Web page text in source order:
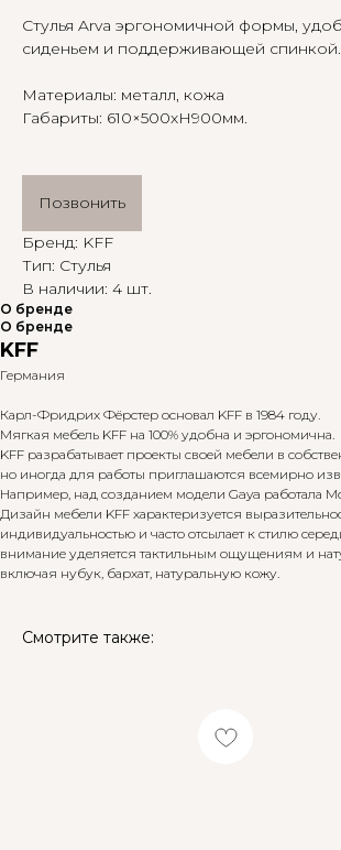
Стулья Arva эргономичной формы,
сиденьем и поддерживающей спинкой.
Материалы: металл, кожа
Габариты: 610×500хН900мм.
Позвонить
Бренд: KFF
Тип: Стулья
В наличии: 4 шт.
О бренде
О бренде
KFF
Германия
Карл-Фридрих Фёрстер основал KFF в 1984 году.
Мягкая мебель KFF на 100% удобна и эргономична.
KFF разрабатывает проекты своей мебели в
но иногда для работы приглашаются всемирно
Например, над созданием модели Gaya работала
Дизайн мебели KFF характеризуется
индивидуальностью и часто отсылает к стилю
внимание уделяется тактильным ощущениям и
включая нубук, бархат, натуральную кожу.
Смотрите также: